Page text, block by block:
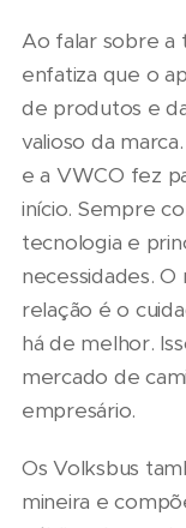
Ao falar sobre a
enfatiza que o
de produtos e
valioso da
e a VWCO fez
início. Sempre
tecnologia e
necessidades.
relação é o
há de melhor.
mercado de
empresário.
Os Volksbus
mineira e